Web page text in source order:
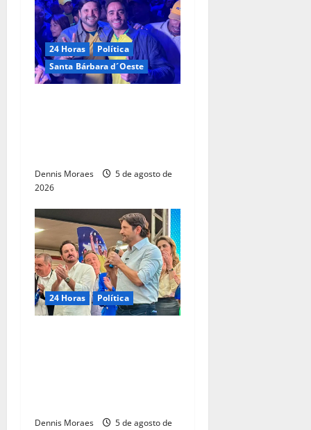
24 Horas
Política
Santa Bárbara d´Oeste
Dennis Moraes
5 de agosto de
2026
24 Horas Política
Dennis Moraes
5 de agosto de